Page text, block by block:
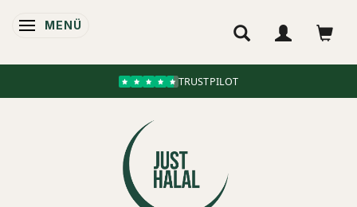
ANZEIGE ÄNDERN
MENÜ
TRUSTPILOT